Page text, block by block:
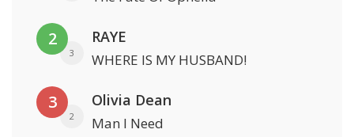
2
3
RAYE
WHERE IS MY HUSBAND!
3
2
Olivia Dean
Man I Need